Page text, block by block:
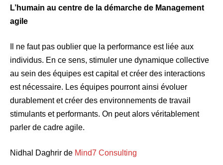
L’humain au centre de la démarche de Management
agile
Il ne faut pas oublier que la performance est liée aux
individus. En ce sens, stimuler une dynamique collective
au sein des équipes est capital et créer des interactions
est nécessaire. Les équipes pourront ainsi évoluer
durablement et créer des environnements de travail
stimulants et performants. On peut alors véritablement
parler de cadre agile.
Nidhal Daghrir de Mind7 Consulting